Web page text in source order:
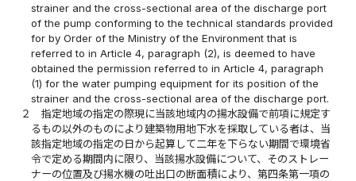
strainer and the cross-sectional area of the discharge port
of the pump conforming to the technical standards provided
for by Order of the Ministry of the Environment that is
referred to in Article 4, paragraph (2), is deemed to have
obtained the permission referred to in Article 4, paragraph
(1) for the water pumping equipment for its position of the
strainer and the cross-sectional area of the discharge port.
２
指定地域の指定の際現に当該地域内の揚水設備で前項に規定す
るもの以外のものにより建築物用地下水を採取している者は、当
該指定地域の指定の日から起算して二年を下らない期間で環境省
令で定める期間内に限り、当該揚水設備について、そのストレー
ナーの位置及び揚水機の吐出口の断面積により、第四条第一項の